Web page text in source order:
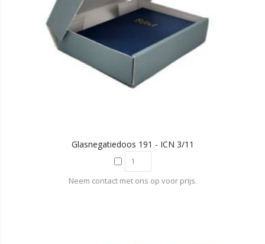
Glasnegatiedoos 191 - ICN 3/11
Neem contact met ons op voor prijs.